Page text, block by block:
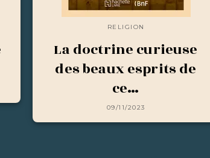
RELIGION
La doctrine curieuse
des beaux esprits de
ce…
09/11/2023